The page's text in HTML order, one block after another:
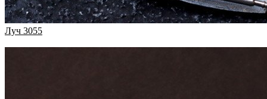
Луч 3055